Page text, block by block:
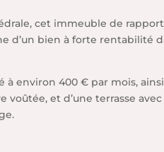
cet immeuble de
d’un bien à forte rentabilité
environ 400 € par mois, ainsi
voûtée, et d’une terrasse avec